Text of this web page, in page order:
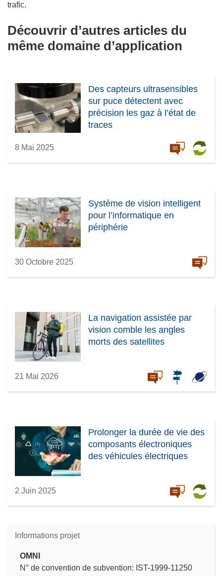
trafic.
Découvrir d’autres articles du
même domaine d’application
Des capteurs ultrasensibles
sur puce détectent avec
précision les gaz à l’état de
traces
8 Mai 2025
Système de vision intelligent
pour l’informatique en
périphérie
30 Octobre 2025
La navigation assistée par
vision comble les angles
morts des satellites
21 Mai 2026
Prolonger la durée de vie des
composants électroniques
des véhicules électriques
2 Juin 2025
Informations projet
OMNI
N° de convention de subvention: IST-1999-11250